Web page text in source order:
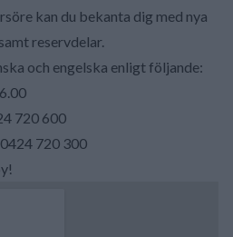
kan du bekanta dig med nya
reservdelar.
och engelska enligt följande:
720 600
720 300